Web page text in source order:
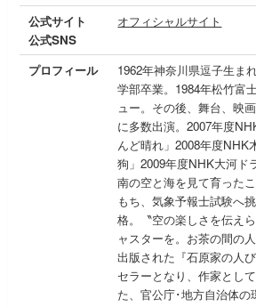
公式サイト
公式SNS
オフィシャルサイト
プロフィール
1962年神奈川県逗子生ま
学部卒業。1984年松竹富
ュー。その後、舞台、映
に多数出演。2007年度
んど晴れ」2008年度NHK
狗」2009年度NHK大河ド
南の空と海を見て育った
もち、気象予報士試験へ
格。〝空の楽しさを伝え
ャスターを。お茶の間の
出版された『石原家の人
セラーとなり、作家とし
た、官公庁･地方自治体